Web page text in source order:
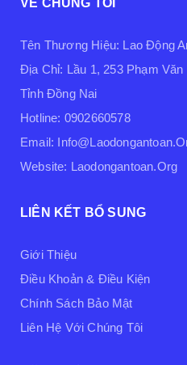
VỀ CHÚNG TÔI
Tên Thương Hiệu: Lao Động
Địa Chỉ: Lầu 1, 253 Phạm
Tỉnh Đồng Nai
Hotline: 0902660578
Email:
Website: Laodongantoan.org
LIÊN KẾT BỔ SUNG
Giới Thiệu
Điều Khoản & Điều Kiện
Chính Sách Bảo Mật
Liên Hệ Với Chúng Tôi